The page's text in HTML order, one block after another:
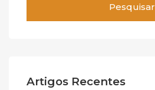
Pesquisar
Artigos Recentes